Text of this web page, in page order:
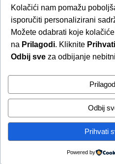
Završetkom narudžbe
upoznati s mogućim
Due to our annual holiday from 1
orders received after 30 July 2026
By completing your order, you
possible extended shipping time.
Kolačići nam pomažu
isporučiti personalizirani
Možete odabrati koje
na Prilagodi. Kliknite
Odbij sve za odbijanje
Odbij
Prihvati
Powered by